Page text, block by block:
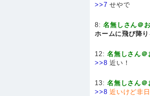
>>7 せやで
8:名無しさん＠
ホームに飛び降
12:名無しさん＠
>>8 近い！
13:名無しさん＠
>>8 近いけど非